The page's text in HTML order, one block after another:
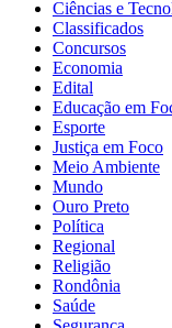
Ciências e
Classificados
Concursos
Economia
Edital
Educação em
Esporte
Justiça em Foco
Meio Ambiente
Mundo
Ouro Preto
Política
Regional
Religião
Rondônia
Saúde